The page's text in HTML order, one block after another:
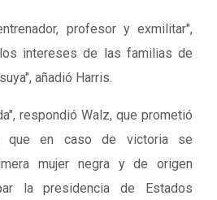
profesor y exmilitar",
intereses de las familias de
añadió Harris.
respondió Walz, que prometió
que en caso de victoria se
mujer negra y de origen
la presidencia de Estados